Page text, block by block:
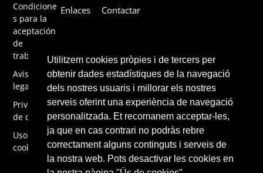
Utilitzem cookies pròpies i de tercers per
obtenir dades estadístiques de la navegació
dels nostres usuaris i millorar els nostres
serveis oferint una experiència de navegació
personalitzada. Et recomanem acceptar-les,
ja que en cas contrari no podràs rebre
correctament alguns continguts i serveis de
la nostra web. Pots desactivar les cookies en
Top
Condicione
s para la
aceptación
de
trabajos
Aviso
legal
Privacidad
de datos
Uso de
cookies
Enlaces
Contactar